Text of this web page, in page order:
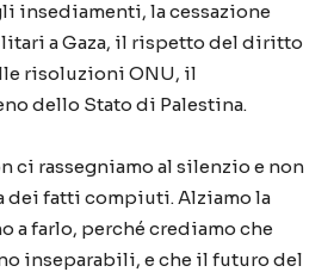
insediamenti, la cessazione
a Gaza, il rispetto del diritto
risoluzioni ONU, il
dello Stato di Palestina.
ci rassegniamo al silenzio e non
dei fatti compiuti. Alziamo la
a farlo, perché crediamo che
inseparabili, e che il futuro del